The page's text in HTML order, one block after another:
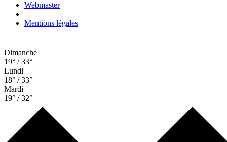
Webmaster
–
Mentions légales
Dimanche
19° / 33°
Lundi
18° / 33°
Mardi
19° / 32°